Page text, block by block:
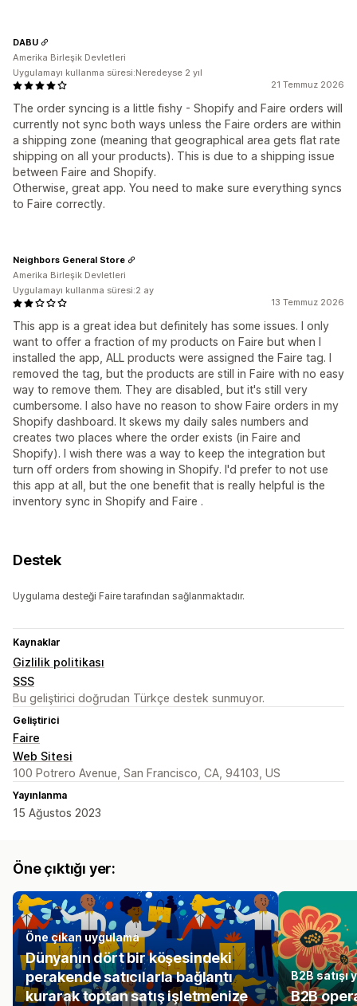
21 Temmuz 2026
The order syncing is a little fishy - Shopify and Faire orders will
currently not sync both ways unless the Faire orders are within
a shipping zone (meaning that geographical area gets flat rate
shipping on all your products). This is due to a shipping issue
between Faire and Shopify.
Otherwise, great app. You need to make sure everything syncs
to Faire correctly.
DABU
Amerika Birleşik Devletleri
Uygulamayı kullanma süresi:Neredeyse 2 yıl
13 Temmuz 2026
This app is a great idea but definitely has some issues. I only
want to offer a fraction of my products on Faire but when I
installed the app, ALL products were assigned the Faire tag. I
removed the tag, but the products are still in Faire with no easy
way to remove them. They are disabled, but it's still very
cumbersome. I also have no reason to show Faire orders in my
Shopify dashboard. It skews my daily sales numbers and
creates two places where the order exists (in Faire and
Shopify). I wish there was a way to keep the integration but
turn off orders from showing in Shopify. I'd prefer to not use
this app at all, but the one benefit that is really helpful is the
inventory sync in Shopify and Faire .
Neighbors General Store
Amerika Birleşik Devletleri
Uygulamayı kullanma süresi:2 ay
Destek
Uygulama desteği Faire tarafından sağlanmaktadır.
Kaynaklar
Gizlilik politikası
SSS
Bu geliştirici doğrudan Türkçe destek sunmuyor.
Geliştirici
Faire
Web Sitesi
100 Potrero Avenue, San Francisco, CA, 94103, US
Yayınlanma
15 Ağustos 2023
Öne çıktığı yer:
Öne çıkan uygulama
Dünyanın dört bir köşesindeki
perakende satıcılarla bağlantı
kurarak toptan satış işletmenize
B2B satışı
B2B